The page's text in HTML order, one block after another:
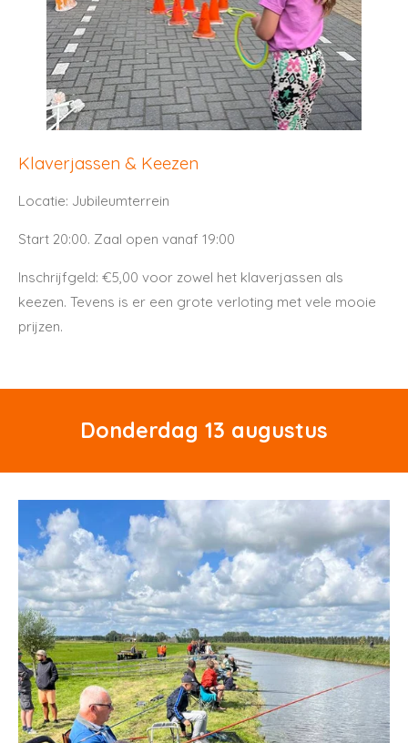
Klaverjassen & Keezen
Locatie: Jubileumterrein
Start 20:00. Zaal open vanaf 19:00
Inschrijfgeld: €5,00 voor zowel het klaverjassen als
keezen. Tevens is er een grote verloting met vele mooie
prijzen.
Donderdag 13 augustus